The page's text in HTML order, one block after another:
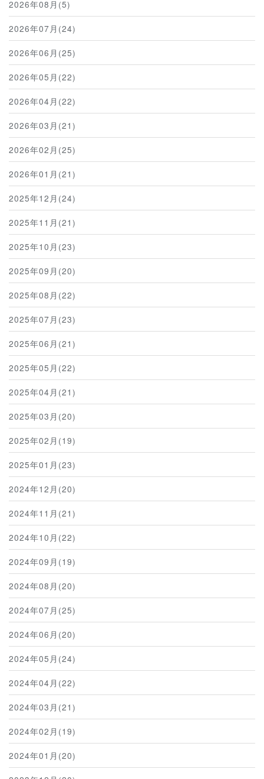
2026年08月(5)
2026年07月(24)
2026年06月(25)
2026年05月(22)
2026年04月(22)
2026年03月(21)
2026年02月(25)
2026年01月(21)
2025年12月(24)
2025年11月(21)
2025年10月(23)
2025年09月(20)
2025年08月(22)
2025年07月(23)
2025年06月(21)
2025年05月(22)
2025年04月(21)
2025年03月(20)
2025年02月(19)
2025年01月(23)
2024年12月(20)
2024年11月(21)
2024年10月(22)
2024年09月(19)
2024年08月(20)
2024年07月(25)
2024年06月(20)
2024年05月(24)
2024年04月(22)
2024年03月(21)
2024年02月(19)
2024年01月(20)